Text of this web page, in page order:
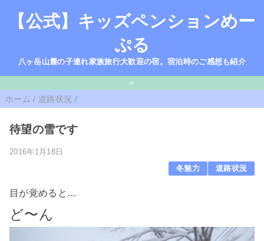
【公式】キッズペンションめー
ぷる
八ヶ岳山麓の子連れ家族旅行大歓迎の宿。宿泊時のご感想も紹介
=
ホーム / 道路状況 /
待望の雪です
2016年1月18日
冬魅力
道路状況
目が覚めると…
ど〜ん